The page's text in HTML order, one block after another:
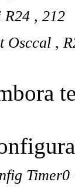
R24 ,
Osccal ,